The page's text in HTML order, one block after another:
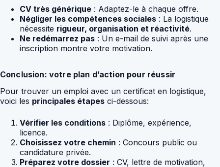
CV très générique : Adaptez-le à chaque offre.
Négliger les compétences sociales : La logistique
nécessite rigueur, organisation et réactivité.
Ne redémarrez pas : Un e-mail de suivi après une
inscription montre votre motivation.
Conclusion: votre plan d’action pour réussir
Pour trouver un emploi avec un certificat en logistique,
voici les principales étapes ci-dessous:
Vérifier les conditions : Diplôme, expérience,
licence.
Choisissez votre chemin : Concours public ou
candidature privée.
Préparez votre dossier : CV, lettre de motivation,